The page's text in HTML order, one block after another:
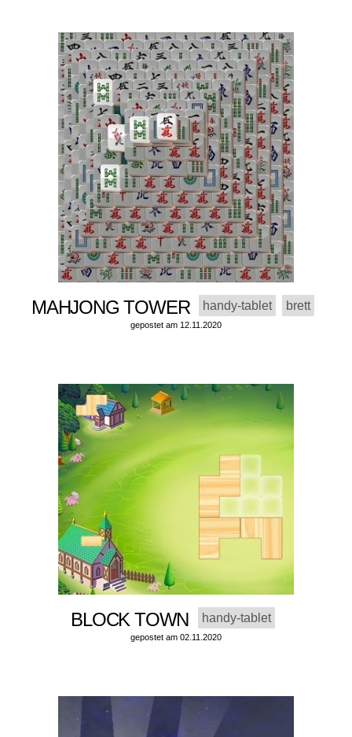
MAHJONG TOWER handy-tablet brett
gepostet am 12.11.2020
BLOCK TOWN handy-tablet
gepostet am 02.11.2020